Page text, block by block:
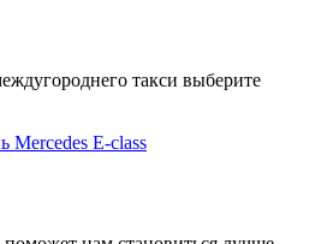
такси выберите